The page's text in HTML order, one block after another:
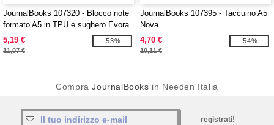
JournalBooks 107320 - Blocco note
formato A5 in TPU e sughero Evora
5,19 €
11,07 €
-53%
JournalBooks 107395 - Taccuino A5
Nova
4,70 €
10,11 €
-54%
CompraJournalBooks in Needen Italia
registrati!